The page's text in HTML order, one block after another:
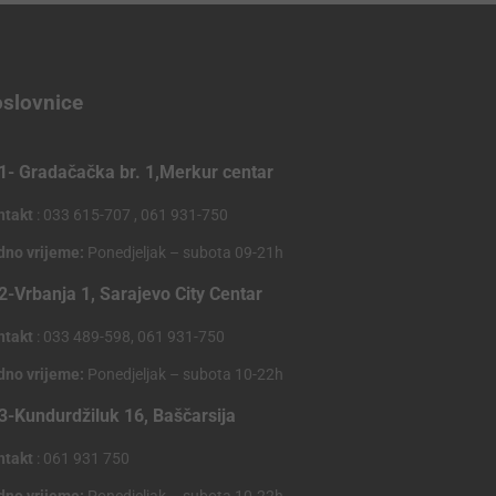
Gradačačka br. 1,Merkur centar
: 033 615-707 , 061 931-750
vrijeme: Ponedjeljak – subota 09-21h
Vrbanja 1, Sarajevo City Centar
: 033 489-598, 061 931-750
vrijeme: Ponedjeljak – subota 10-22h
Kundurdžiluk 16, Baščarsija
: 061 931 750